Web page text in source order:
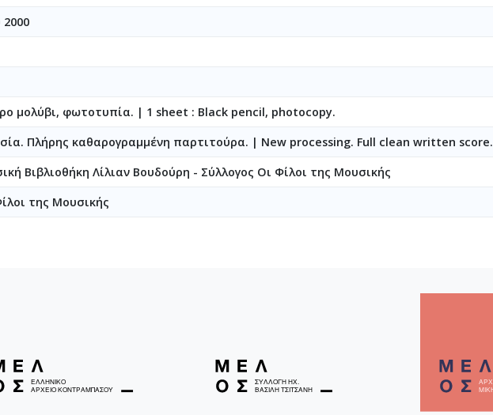
2000
μολύβι, φωτοτυπία. | 1 sheet : Black pencil, photocopy.
Πλήρης καθαρογραμμένη παρτιτούρα. | New processing. Full clean written score.
Βιβλιοθήκη Λίλιαν Βουδούρη - Σύλλογος Οι Φίλοι της Μουσικής
της Μουσικής